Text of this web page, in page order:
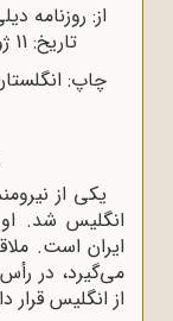
از:
تاریخ: 11 ژوئن 1976 [21 خرداد 1355]
چاپ:
یکی از
انگلیس شد.
ایران است.
می‌گیرد، در
از انگلیس قرار